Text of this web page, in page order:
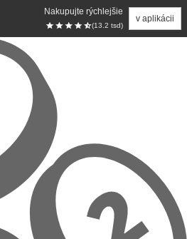
Nakupujte rýchlejšie
(13.2 tsd)
v aplikácii